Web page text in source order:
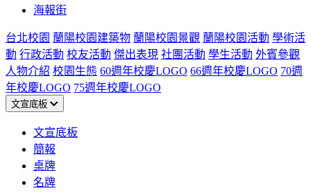
海報街
台北校園 蘭陽校園建築物 蘭陽校園景觀 蘭陽校園活動 學術活
動 行政活動 校友活動 傑出表現 社團活動 學生活動 外賓參觀
人物介紹 校園生態 60週年校慶LOGO 66週年校慶LOGO 70週
年校慶LOGO 75週年校慶LOGO
文宣底板
文宣底板
簡報
桌牌
名牌